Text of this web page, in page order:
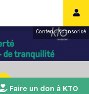
Contenu sponsorisé
Faire un don à KTO